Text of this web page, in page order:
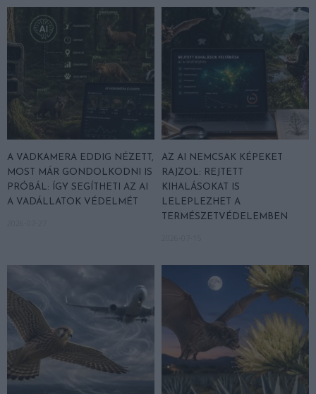
A VADKAMERA EDDIG NÉZETT,
MOST MÁR GONDOLKODNI IS
PRÓBÁL: ÍGY SEGÍTHETI AZ AI
A VADÁLLATOK VÉDELMÉT
AZ AI NEMCSAK KÉPEKET
RAJZOL: REJTETT
KIHALÁSOKAT IS
LELEPLEZHET A
TERMÉSZETVÉDELEMBEN